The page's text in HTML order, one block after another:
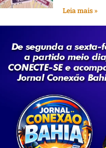
Leia mais »